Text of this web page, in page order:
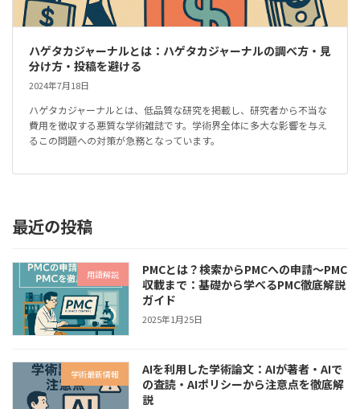
ハゲタカジャーナルとは：ハゲタカジャーナルの調べ方・見
分け方・投稿を避ける
2024年7月18日
ハゲタカジャーナルとは、低品質な研究を掲載し、研究者から不当な
費用を徴収する悪質な学術雑誌です。学術界全体に多大な影響を与え
るこの問題への対策が急務となっています。
最近の投稿
用語解説
PMCとは？検索からPMCへの申請～PMC
収載まで：基礎から学べるPMC徹底解説
ガイド
2025年1月25日
学術最新情報
AIを利用した学術論文：AIが著者・AIで
の査読・AIポリシーから注意点を徹底解
説